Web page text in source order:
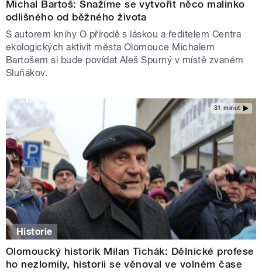
Michal Bartoš: Snažíme se vytvořit něco malinko
odlišného od běžného života
S autorem knihy O přírodě s láskou a ředitelem Centra
ekologických aktivit města Olomouce Michalem
Bartošem si bude povídat Aleš Spurný v místě zvaném
Sluňákov.
31 minut
Historie
Olomoucký historik Milan Tichák: Dělnické profese
ho nezlomily, historii se věnoval ve volném čase